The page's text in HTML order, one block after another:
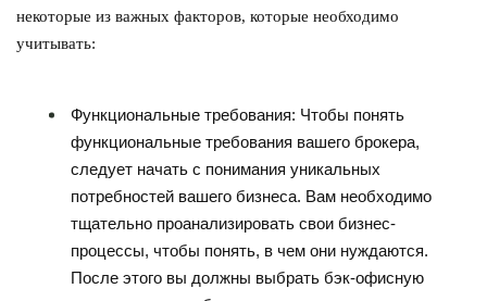
некоторые из важных факторов, которые необходимо
учитывать:
Функциональные требования: Чтобы понять
функциональные требования вашего брокера,
следует начать с понимания уникальных
потребностей вашего бизнеса. Вам необходимо
тщательно проанализировать свои бизнес-
процессы, чтобы понять, в чем они нуждаются.
После этого вы должны выбрать бэк-офисную